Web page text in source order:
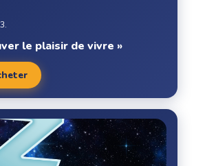
le plaisir de vivre »